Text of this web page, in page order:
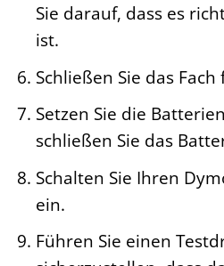
Sie darauf, dass es
ist.
Schließen Sie das
Setzen Sie die
schließen Sie das
Schalten Sie Ihren
ein.
Führen Sie einen